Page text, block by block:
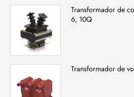
Transformador de
6, 10Q
Transformador de